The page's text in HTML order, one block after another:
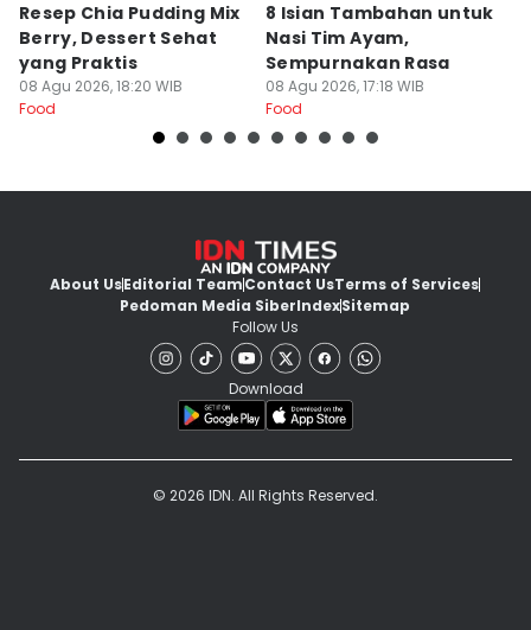
Resep Chia Pudding Mix
Berry, Dessert Sehat
yang Praktis
08 Agu 2026, 18:20 WIB
Food
8 Isian Tambahan untuk
Nasi Tim Ayam,
Sempurnakan Rasa
08 Agu 2026, 17:18 WIB
Food
About UsEditorial TeamContact UsTerms of Services
Pedoman Media SiberIndexSitemap
Follow Us
Download
© 2026 IDN. All Rights Reserved.